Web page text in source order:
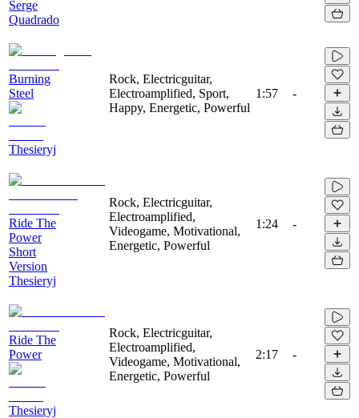
Serge
Quadrado
Burning
Steel
Thesieryj
Rock, Electricguitar,
Electroamplified, Sport,
Happy, Energetic, Powerful
1:57 -
Ride The
Power
Short
Version
Thesieryj
Rock, Electricguitar,
Electroamplified,
Videogame, Motivational,
Energetic, Powerful
1:24 -
Ride The
Power
Thesieryj
Rock, Electricguitar,
Electroamplified,
Videogame, Motivational,
Energetic, Powerful
2:17 -